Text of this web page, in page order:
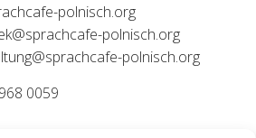
polnisch.org
polnisch.org
polnisch.org
0059